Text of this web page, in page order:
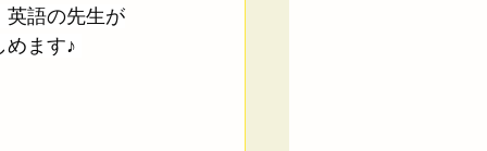
英語の先生が
めます♪